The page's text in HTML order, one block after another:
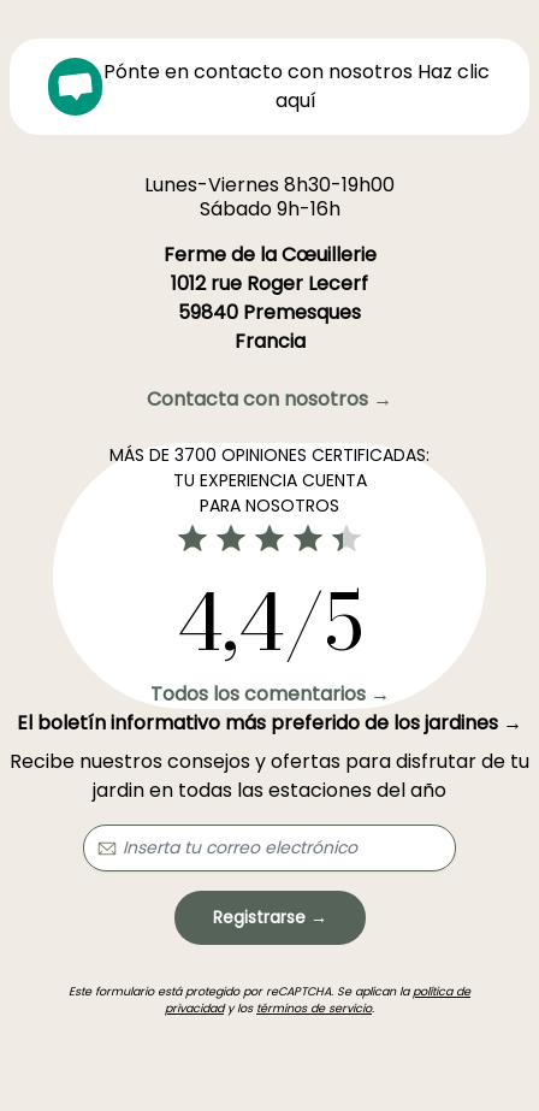
Pónte en contacto con nosotros Haz clic
aquí
Lunes-Viernes 8h30-19h00
Sábado 9h-16h
Ferme de la Cœuillerie
1012 rue Roger Lecerf
59840 Premesques
Francia
Contacta con nosotros →
MÁS DE 3700 OPINIONES CERTIFICADAS:
TU EXPERIENCIA CUENTA
PARA NOSOTROS
4,4/5
Todos los comentarios →
El boletín informativo más preferido de los jardines →
Recibe nuestros consejos y ofertas para disfrutar de tu
jardin en todas las estaciones del año
Registrarse →
Este formulario está protegido por reCAPTCHA. Se aplican lapolítica de
privacidady los términos de servicio.